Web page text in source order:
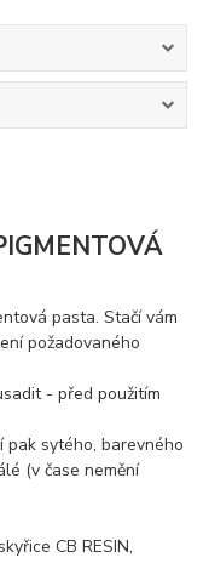
pasta. Stačí vám
požadovaného
- před použitím
pak sytého, barevného
(v čase nemění
CB RESIN,